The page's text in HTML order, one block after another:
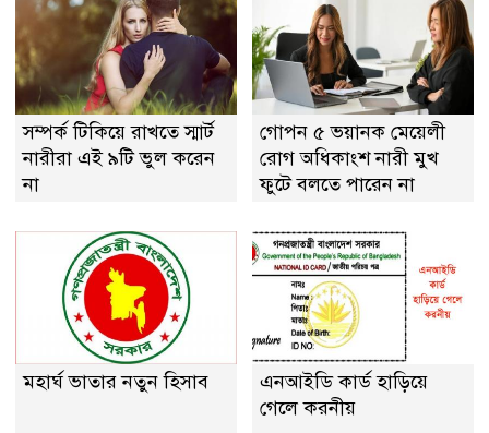
সম্পর্ক টিকিয়ে রাখতে স্মার্ট
নারীরা এই ৯টি ভুল করেন
না
গোপন ৫ ভয়ানক মেয়েলী
রোগ অধিকাংশ নারী মুখ
ফুটে বলতে পারেন না
মহার্ঘ ভাতার নতুন হিসাব
এনআইডি কার্ড হাড়িয়ে
গেলে করনীয়